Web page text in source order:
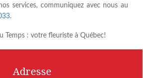
services, communiquez avec nous au
.
Temps : votre fleuriste à Québec!
Adresse